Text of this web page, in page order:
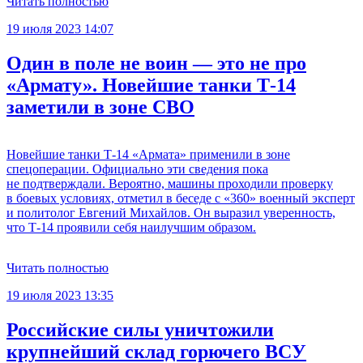
19 июля 2023 14:07
Один в поле не воин — это не про
«Армату». Новейшие танки Т-14
заметили в зоне СВО
Новейшие танки Т-14 «Армата» применили в зоне
спецоперации. Официально эти сведения пока
не подтверждали. Вероятно, машины проходили проверку
в боевых условиях, отметил в беседе с «360» военный эксперт
и политолог Евгений Михайлов. Он выразил уверенность,
что Т-14 проявили себя наилучшим образом.
Читать полностью
19 июля 2023 13:35
Российские силы уничтожили
крупнейший склад горючего ВСУ